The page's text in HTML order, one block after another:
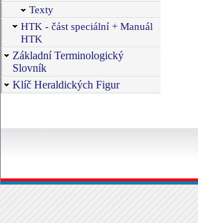
Texty
HTK - část speciální + Manuál
HTK
Základní Terminologický
Slovník
Klíč Heraldických Figur